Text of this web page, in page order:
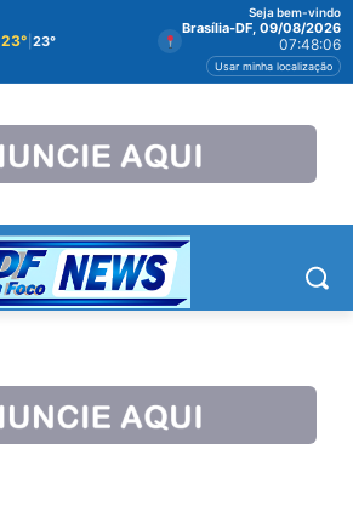
23° 23°
Seja bem-vindo
Brasília-DF, 09/08/2026
07:48:07
Usar minha localização